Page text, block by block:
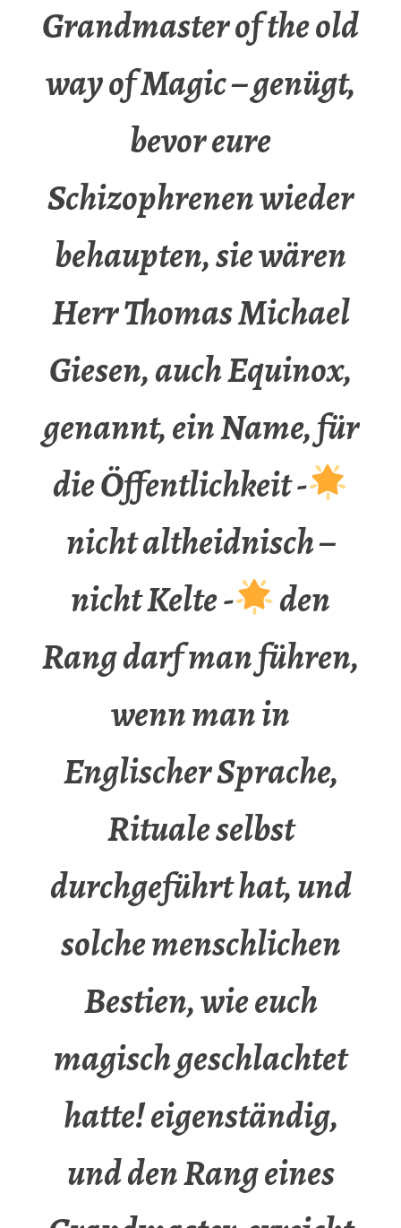
Grandmaster of the old
way of Magic – genügt,
bevor eure
Schizophrenen wieder
behaupten, sie wären
Herr Thomas Michael
Giesen, auch Equinox,
genannt, ein Name, für
die Öffentlichkeit -
nicht altheidnisch –
nicht Kelte -
den
Rang darf man führen,
wenn man in
Englischer Sprache,
Rituale selbst
durchgeführt hat, und
solche menschlichen
Bestien, wie euch
magisch geschlachtet
hatte! eigenständig,
und den Rang eines